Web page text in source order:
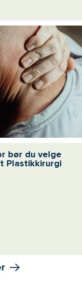
bør du velge
Plastikkirurgi